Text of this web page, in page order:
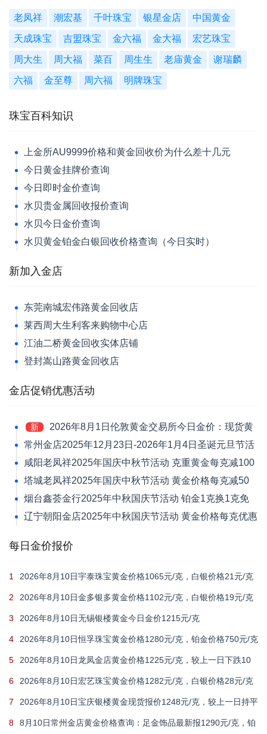
老凤祥 潮宏基 千叶珠宝 银星金店 中国黄金
天成珠宝 吉盟珠宝 金六福 金大福 宏艺珠宝
周大生 周大福 菜百 周生生 老庙黄金 谢瑞麟
六福 金至尊 周六福 明牌珠宝
珠宝百科知识
上金所AU9999价格和黄金回收价为什么差十几元
今日黄金挂牌价查询
今日即时金价查询
水贝贵金属回收报价查询
水贝今日金价查询
水贝黄金铂金白银回收价格查询（今日实时）
新加入金店
东莞南城宏伟路黄金回收店
莱西周大生利客来购物中心店
江油二桥黄金回收实体店铺
登封嵩山路黄金回收店
金店促销优惠活动
新
2026年8月1日伦敦黄金交易所今日金价：现货黄
金跌1.39%报4046.42美元/盎司
常州金店2025年12月23日-2026年1月4日圣诞元旦节活
动 黄金价格每克减120元
咸阳老凤祥2025年国庆中秋节活动 克重黄金每克减100
元
塔城老凤祥2025年国庆中秋节活动 黄金价格每克减50
元
烟台鑫荟金行2025年中秋国庆节活动 铂金1克换1克免
新品工艺费
辽宁朝阳金店2025年中秋国庆节活动 黄金价格每克优惠
每日金价报价
1 2026年8月10日宇泰珠宝黄金价格1065元/克，白银价格21元/克
2 2026年8月10日金多银多黄金价格1102元/克，白银价格19元/克
3 2026年8月10日无锡银楼黄金今日金价1215元/克
4 2026年8月10日恒孚珠宝黄金价格1280元/克，铂金价格750元/克
5
2026年8月10日龙凤金店黄金价格1225元/克，较上一日下跌10
6
2026年8月10日宏艺珠宝黄金价格1282元/克，白银价格28元/克
7 2026年8月10日宝庆银楼黄金现货报价1248元/克，较上一日持平
8
8月10日常州金店黄金价格查询：足金饰品最新报1290元/克，铂